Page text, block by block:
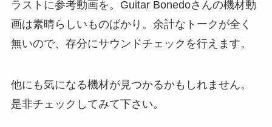
ラストに参考動画を。Guitar Bonedoさんの機材動
画は素晴らしいものばかり。余計なトークが全く
無いので、存分にサウンドチェックを行えます。
他にも気になる機材が見つかるかもしれません。
是非チェックしてみて下さい。